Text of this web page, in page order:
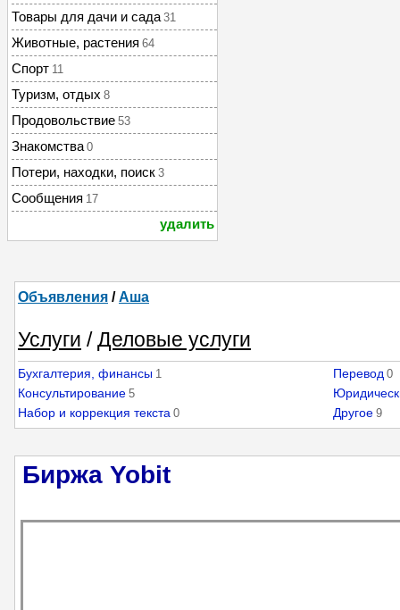
Товары для дачи и сада 31
Животные, растения 64
Спорт 11
Туризм, отдых 8
Продовольствие 53
Знакомства 0
Потери, находки, поиск 3
Сообщения 17
удалить
Объявления /Аша
Услуги /Деловые услуги
Бухгалтерия, финансы 1 Перевод 0
Консультирование 5
Набор и коррекция текста 0 Другое 9
Биржа Yobit